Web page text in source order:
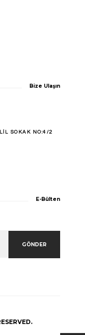
Bize Ulaşın
SOKAK NO:4/2
E-Bülten
GÖNDER